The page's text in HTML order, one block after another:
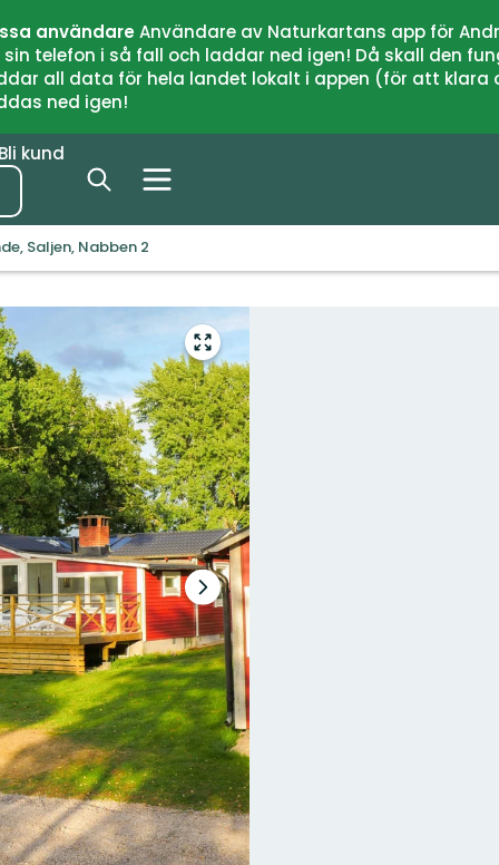
användareAnvändare av Naturkartans app för
telefon i så fall och laddar ned igen! Då skall den
all data för hela landet lokalt i appen (för att
ned igen!
Bli kund
Saljen, Nabben 2
Gå
till
helskärmsläge
Nästa
bildspel